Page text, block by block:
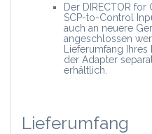
Der DIRECTOR
SCP-to-Control
auch an neuere
angeschlossen
Lieferumfang Ihres
der Adapter
erhältlich.
Lieferumfang